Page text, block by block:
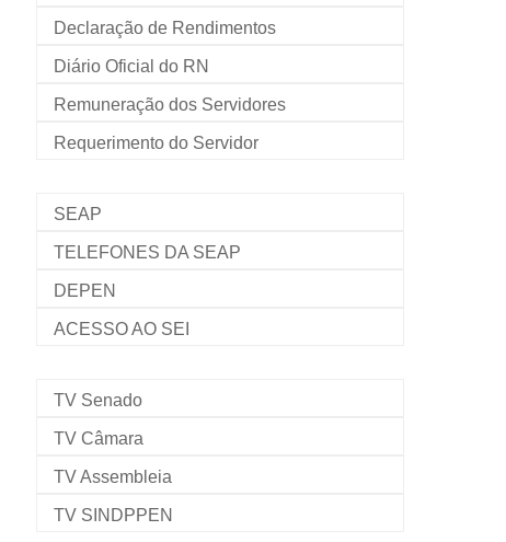
Declaração de Rendimentos
Diário Oficial do RN
Remuneração dos Servidores
Requerimento do Servidor
SEAP
TELEFONES DA SEAP
DEPEN
ACESSO AO SEI
TV Senado
TV Câmara
TV Assembleia
TV SINDPPEN